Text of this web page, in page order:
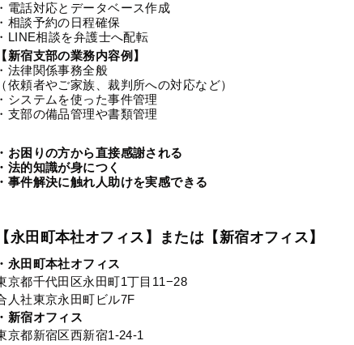
電話対応とデータベース作成
相談予約の日程確保
LINE相談を弁護士へ配転
新宿支部の業務内容例】
法律関係事務全般
依頼者やご家族、裁判所への対応など）
システムを使った事件管理
支部の備品管理や書類管理
お困りの方から直接感謝される
法的知識が身につく
事件解決に触れ人助けを実感できる
永田町本社オフィス】または【新宿オフィス】
永田町本社オフィス
京都千代田区永田町1丁目11−28
人社東京永田町ビル7F
新宿オフィス
京都新宿区西新宿1-24-1